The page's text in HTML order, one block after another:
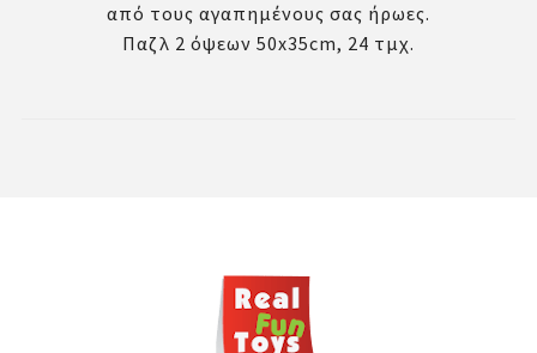
από τους αγαπημένους σας ήρωες.
Παζλ 2 όψεων 50x35cm, 24 τμχ.